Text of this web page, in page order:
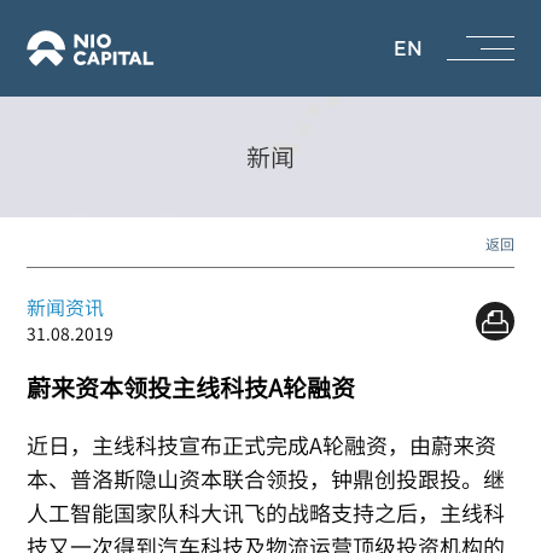
EN
新闻
返回
新闻资讯
31.08.2019
蔚来资本领投主线科技A轮融资
近日，主线科技宣布正式完成A轮融资，由蔚来资
本、普洛斯隐山资本联合领投，钟鼎创投跟投。继
人工智能国家队科大讯飞的战略支持之后，主线科